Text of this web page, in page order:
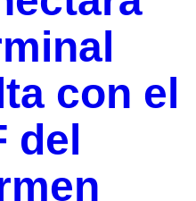
con el
del